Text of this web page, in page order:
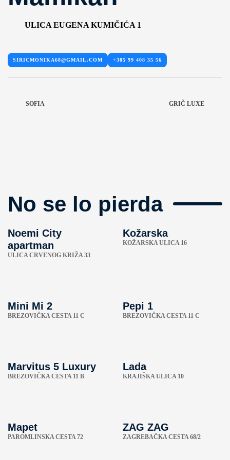
ULICA EUGENA KUMIČIĆA 1
SIRICMONIKA68@GMAIL.COM +385 99 408 35 56
SOFIA GRIČ LUXE
No se lo pierda
Noemi City
apartman
ULICA CRVENOG KRIŽA 33
Kožarska
KOŽARSKA ULICA 16
Mini Mi 2
BREZOVIČKA CESTA 11 C
Pepi 1
BREZOVIČKA CESTA 11 C
Marvitus 5 Luxury
BREZOVIČKA CESTA 11 B
Lada
KRAJIŠKA ULICA 10
Mapet
PAROMLINSKA CESTA 72
ZAG ZAG
ZAGREBAČKA CESTA 68/2